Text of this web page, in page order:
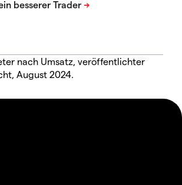
nach Umsatz, veröffentlichter
August 2024.